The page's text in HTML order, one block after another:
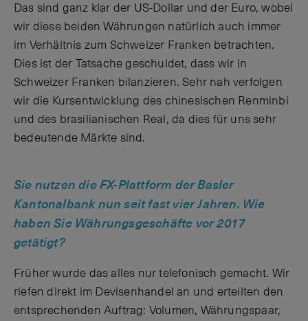
Das sind ganz klar der US-Dollar und der Euro, wobei
wir diese beiden Währungen natürlich auch immer
im Verhältnis zum Schweizer Franken betrachten.
Dies ist der Tatsache geschuldet, dass wir in
Schweizer Franken bilanzieren. Sehr nah verfolgen
wir die Kursentwicklung des chinesischen Renminbi
und des brasilianischen Real, da dies für uns sehr
bedeutende Märkte sind.
Sie nutzen die FX-Plattform der Basler
Kantonalbank nun seit fast vier Jahren. Wie
haben Sie Währungsgeschäfte vor 2017
getätigt?
Früher wurde das alles nur telefonisch gemacht. Wir
riefen direkt im Devisenhandel an und erteilten den
entsprechenden Auftrag: Volumen, Währungspaar,